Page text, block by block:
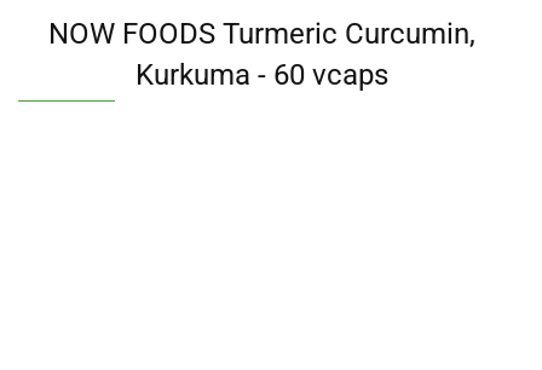
NOW FOODS Turmeric Curcumin,
Kurkuma - 60 vcaps